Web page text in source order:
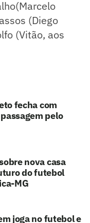
(Diego
(Vitão, aos
fecha com
pelo
nova casa
do futebol
MG
joga no futebol e